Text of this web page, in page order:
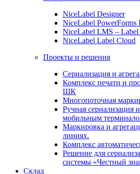
NiceLabel Designer
NiceLabel PowerForms
NiceLabel LMS – Label
NiceLabel Label Cloud
Проекты и решения
Сериализация и
Комплекс печати и
ШК
Многопоточная
Ручная сериализация
мобильным
Маркировка и
линиях.
Комплекс
Решение для
системы «Честный
Склад